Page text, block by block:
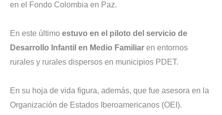
en el Fondo Colombia en Paz.
En este último estuvo en el piloto del servicio de
Desarrollo Infantil en Medio Familiar en entornos
rurales y rurales dispersos en municipios PDET.
En su hoja de vida figura, además, que fue asesora en la
Organización de Estados Iberoamericanos (OEI).